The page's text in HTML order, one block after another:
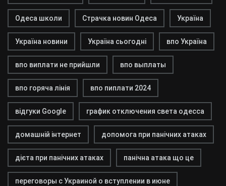
Одеса школи Страчка новин Одеса Україна
Україна новини Україна сьогодні впо Україна
впо виплати не прийшли впо выплаты
впо горяча лінія впо пиплати 2024
відгуки Google график отключения света одесса
домашній інтернет допомога при панічних атаках
дієта при панічних атаках панічна атака що це
переговоры с Украиной о вступлении в июне